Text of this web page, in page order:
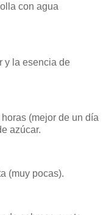
con agua
y la esencia de
(mejor de un día
azúcar.
(muy pocas).